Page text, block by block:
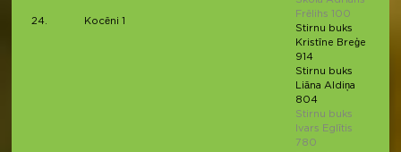
24. Kocēni 1
Frēlihs 100
Stirnu buks
Kristīne Breģe
914
Stirnu buks
Liāna Aldiņa
804
Stirnu buks
Ivars Eglītis
780